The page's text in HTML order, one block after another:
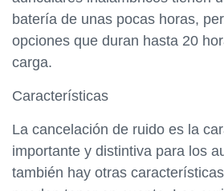
batería de unas pocas horas,
opciones que duran hasta 20
carga.
Características
La cancelación de ruido es la
importante y distintiva para los
también hay otras